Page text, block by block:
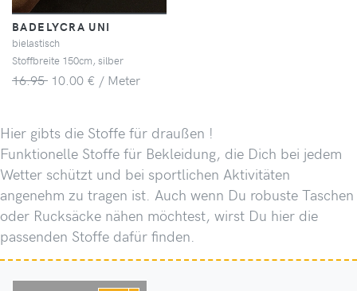
BADELYCRA UNI
bielastisch
Stoffbreite 150cm, silber
16.95 10.00 € / Meter
Hier gibts die Stoffe für draußen !
Funktionelle Stoffe für Bekleidung, die Dich bei jedem
Wetter schützt und bei sportlichen Aktivitäten
angenehm zu tragen ist. Auch wenn Du robuste Taschen
oder Rucksäcke nähen möchtest, wirst Du hier die
passenden Stoffe dafür finden.